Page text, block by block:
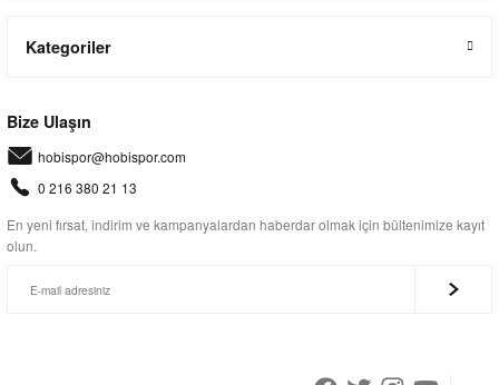
Kategoriler
Bize Ulaşın
hobispor@hobispor.com
0 216 380 21 13
En yeni fırsat, indirim ve kampanyalardan haberdar olmak için bültenimize kayıt
olun.